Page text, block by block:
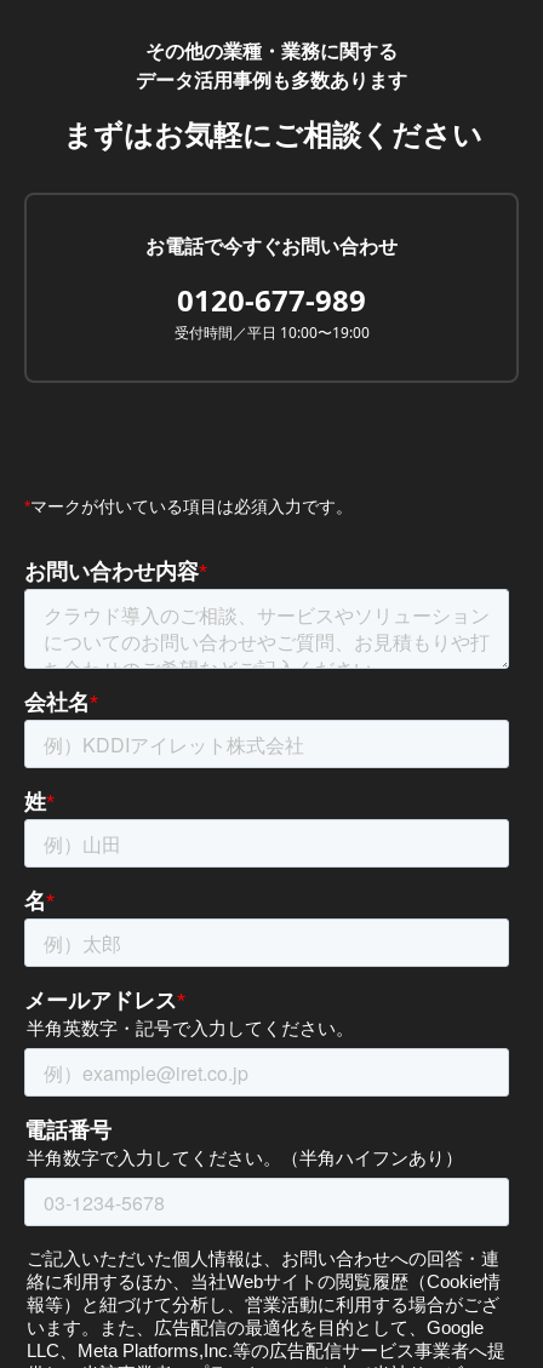
その他の業種・業務に関する
データ活用事例も多数あります
まずはお気軽にご相談ください
お電話で今すぐお問い合わせ
0120-677-989
受付時間／平日 10:00〜19:00